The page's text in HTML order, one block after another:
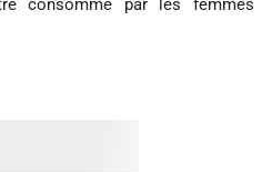
consommé par les femmes